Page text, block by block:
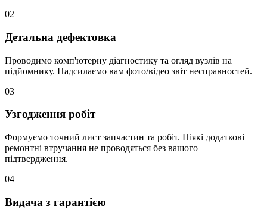
02
Детальна дефектовка
Проводимо комп'ютерну діагностику та огляд вузлів на
підйомнику. Надсилаємо вам фото/відео звіт несправностей.
03
Узгодження робіт
Формуємо точний лист запчастин та робіт. Ніякі додаткові
ремонтні втручання не проводяться без вашого
підтвердження.
04
Видача з гарантією